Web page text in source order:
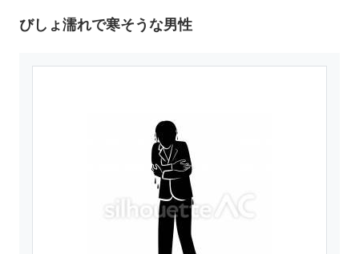
びしょ濡れで寒そうな男性